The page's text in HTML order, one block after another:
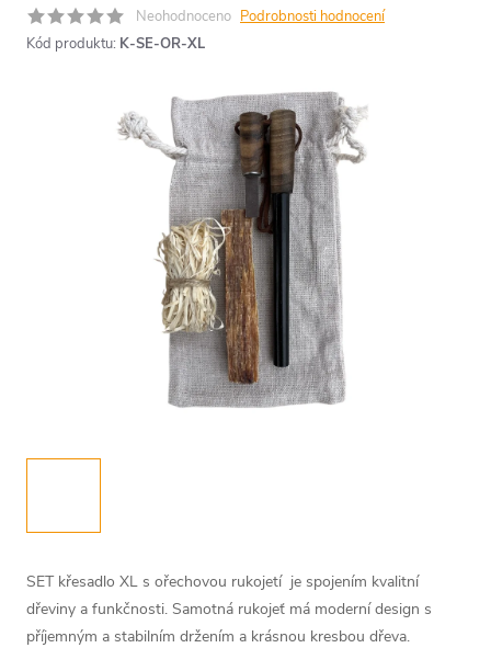
Neohodnoceno Podrobnosti hodnocení
Kód produktu: K-SE-OR-XL
SET křesadlo XL s ořechovou rukojetí je spojením kvalitní
dřeviny a funkčnosti. Samotná rukojeť má moderní design s
příjemným a stabilním držením a krásnou kresbou dřeva.